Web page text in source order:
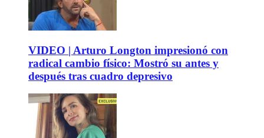
VIDEO | Arturo Longton impresionó con
radical cambio físico: Mostró su antes y
después tras cuadro depresivo